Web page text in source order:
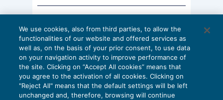
EU AI Act e studi professionali: le
scadenze concrete
27 Luglio 2026
di Diego BarberieStefano Dovier
We use cookies, also from third parties, to allow the
functionalities of our website and offered services as
well as, on the basis of your prior consent, to use data
on your navigation activity to improve performance of
the site. Clicking on “Accept All cookies” means that
you agree to the activation of all cookies. Clicking on
"Reject All" means that the default settings will be left
unchanged and, therefore, browsing will continue